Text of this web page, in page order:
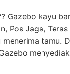
Gazebo kayu
Pos Jaga,
tamu.